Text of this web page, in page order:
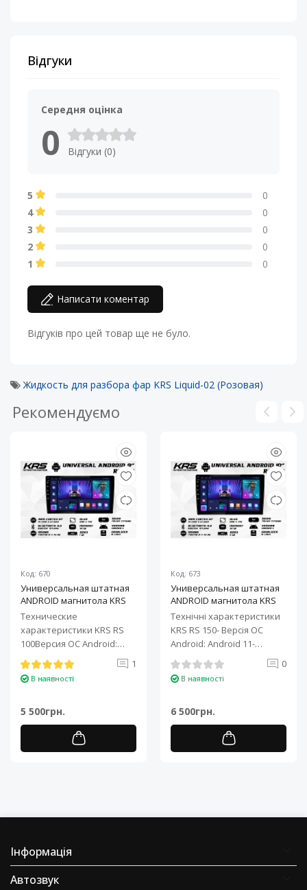
Відгуки
Середня оцінка
0 Відгуки (0)
5
0
4
0
3
0
2
0
1
0
Написати коментар
Відгуків про цей товар ще не було.
Жидкость для разбора фар KRS Liquid-02 (Розовая)
Рекомендуємо
Код: 670
Универсальная штатная
ANDROID магнитола KRS
RS 100 9" 1/32 GB
Технические
характеристики KRS RS
100Версия ОС Android:
Android 11Процессор: 4-
ядерный ARM Cortex-A7..
1
В наявності
5 500грн.
Код: 673
Универсальная штатная
ANDROID магнитола KRS
RS 150 10" 2/32 GB
Технічні характеристики
KRS RS 150- Версія ОС
Android: Android 11-
Процесор: 4-ядерний ARM
Cortex-A7..
0
В наявності
6 500грн.
Інформація
Автозвук